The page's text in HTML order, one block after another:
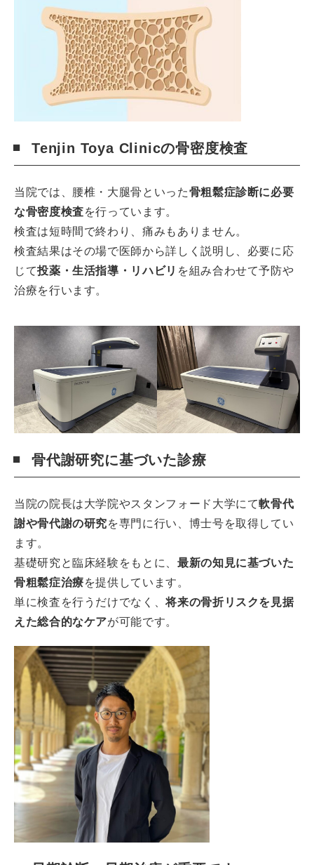
Tenjin Toya Clinicの骨密度検査
当院では、腰椎・大腿骨といった骨粗鬆症診断に必要
な骨密度検査を行っています。
検査は短時間で終わり、痛みもありません。
検査結果はその場で医師から詳しく説明し、必要に応
じて投薬・生活指導・リハビリ を組み合わせて予防や
治療を行います。
骨代謝研究に基づいた診療
当院の院長は大学院やスタンフォード大学にて軟骨代
謝や骨代謝の研究を専門に行い、博士号を取得してい
ます。
基礎研究と臨床経験をもとに、 最新の知見に基づいた
骨粗鬆症治療を提供しています。
単に検査を行うだけでなく、将来の骨折リスクを見据
えた総合的なケアが可能です。